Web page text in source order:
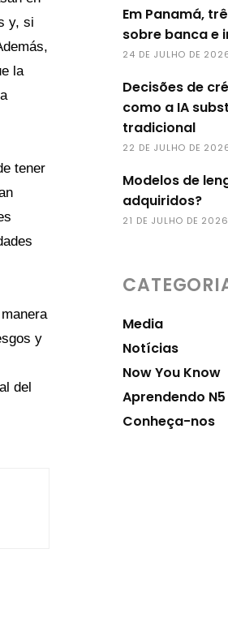
y, si
la
tener
y
del
Em Panamá,
sobre banca e
24 DE JULHO DE
Decisões de
como a IA
tradicional
22 DE JULHO DE
Modelos de
adquiridos?
21 DE JULHO DE 2026
Media
Notícias
Now You Know
Aprendendo
Conheça-nos